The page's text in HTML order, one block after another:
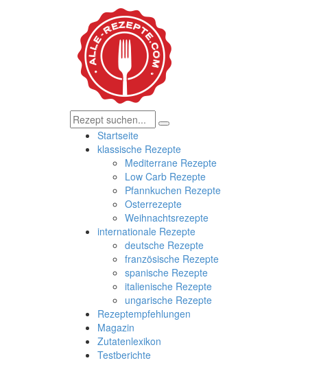
Startseite
klassische Rezepte
Mediterrane Rezepte
Low Carb Rezepte
Pfannkuchen Rezepte
Osterrezepte
Weihnachtsrezepte
internationale Rezepte
deutsche Rezepte
französische Rezepte
spanische Rezepte
italienische Rezepte
ungarische Rezepte
Rezeptempfehlungen
Magazin
Zutatenlexikon
Testberichte